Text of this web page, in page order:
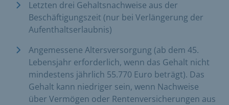
Letzten drei Gehaltsnachweise aus der
Beschäftigungszeit (nur bei Verlängerung der
Aufenthaltserlaubnis)
Angemessene Altersversorgung (ab dem 45.
Lebensjahr erforderlich, wenn das Gehalt nicht
mindestens jährlich 55.770 Euro beträgt). Das
Gehalt kann niedriger sein, wenn Nachweise
über Vermögen oder Rentenversicherungen aus